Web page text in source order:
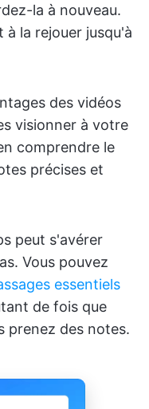
la à nouveau.
la rejouer jusqu'à
des vidéos
visionner à votre
comprendre le
précises et
peut s'avérer
Vous pouvez
essentiels
de fois que
prenez des notes.